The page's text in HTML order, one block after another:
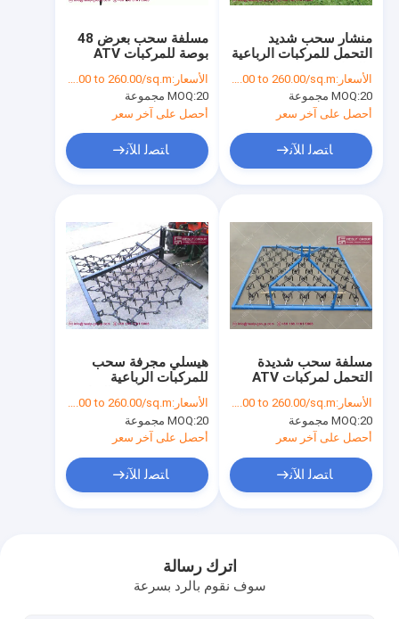
مسلفة سحب بعرض 48
بوصة للمركبات ATV
الأسعار:US$ 30.00 to 260.00/sq.m
MOQ:20 مجموعة
أحصل على آخر سعر
ﺎﺘﺼﻟ ﺍﻶﻧ
منشار سحب شديد
التحمل للمركبات الرباعية
والدراجات النارية -
HESLY CHINA
الأسعار:US$ 30.00 to 260.00/sq.m
MOQ:20 مجموعة
أحصل على آخر سعر
ﺎﺘﺼﻟ ﺍﻶﻧ
هيسلي مجرفة سحب
للمركبات الرباعية
والدراجات النارية الرباعية
الأسعار:US$ 30.00 to 260.00/sq.m
MOQ:20 مجموعة
أحصل على آخر سعر
ﺎﺘﺼﻟ ﺍﻶﻧ
مسلفة سحب شديدة
التحمل لمركبات ATV
الأسعار:US$ 30.00 to 260.00/sq.m
MOQ:20 مجموعة
أحصل على آخر سعر
ﺎﺘﺼﻟ ﺍﻶﻧ
اترك رسالة
سوف نقوم بالرد بسرعة